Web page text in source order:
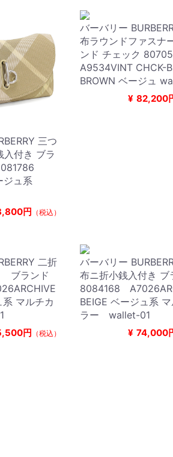
三つ
入付き ブラ
ジュ系
円 （税込）
バーバリー
布ラウンドファスナ
ンド チェック
A9534VINT CHCK-
BROWN ベージュ
¥ 82,200
二折
ブランド
系 マルチカ
円 （税込）
バーバリー
布ニ折小銭入付き ブ
8084168
BEIGE ベージュ系
ラー wallet-01
¥ 74,000